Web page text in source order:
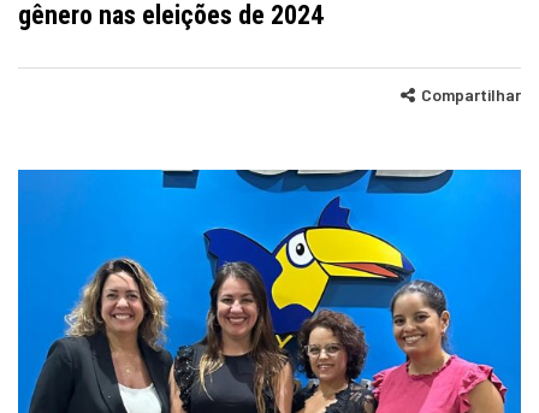
gênero nas eleições de 2024
Compartilhar